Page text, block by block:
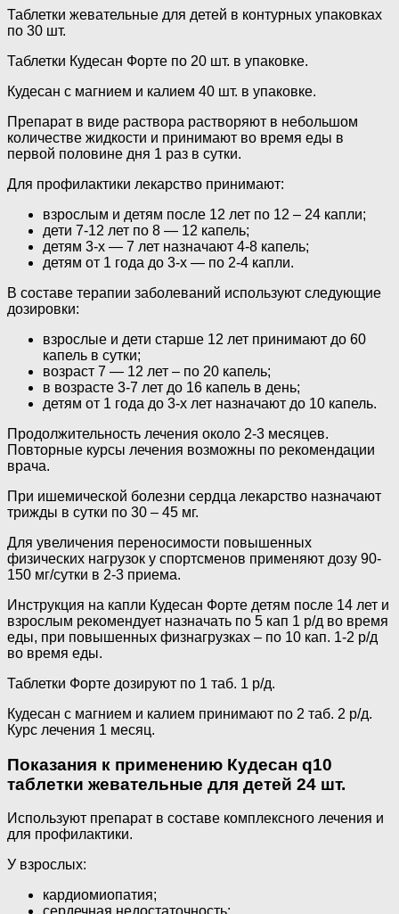
Таблетки жевательные для детей в контурных упаковках
по 30 шт.
Таблетки Кудесан Форте по 20 шт. в упаковке.
Кудесан с магнием и калием 40 шт. в упаковке.
Препарат в виде раствора растворяют в небольшом
количестве жидкости и принимают во время еды в
первой половине дня 1 раз в сутки.
Для профилактики лекарство принимают:
взрослым и детям после 12 лет по 12 – 24 капли;
дети 7-12 лет по 8 — 12 капель;
детям 3-х — 7 лет назначают 4-8 капель;
детям от 1 года до 3-х — по 2-4 капли.
В составе терапии заболеваний используют следующие
дозировки:
взрослые и дети старше 12 лет принимают до 60
капель в сутки;
возраст 7 — 12 лет – по 20 капель;
в возрасте 3-7 лет до 16 капель в день;
детям от 1 года до 3-х лет назначают до 10 капель.
Продолжительность лечения около 2-3 месяцев.
Повторные курсы лечения возможны по рекомендации
врача.
При ишемической болезни сердца лекарство назначают
трижды в сутки по 30 – 45 мг.
Для увеличения переносимости повышенных
физических нагрузок у спортсменов применяют дозу 90-
150 мг/сутки в 2-3 приема.
Инструкция на капли Кудесан Форте детям после 14 лет и
взрослым рекомендует назначать по 5 кап 1 р/д во время
еды, при повышенных физнагрузках – по 10 кап. 1-2 р/д
во время еды.
Таблетки Форте дозируют по 1 таб. 1 р/д.
Кудесан с магнием и калием принимают по 2 таб. 2 р/д.
Курс лечения 1 месяц.
Показания к применению Кудесан q10
таблетки жевательные для детей 24 шт.
Используют препарат в составе комплексного лечения и
для профилактики.
У взрослых:
кардиомиопатия;